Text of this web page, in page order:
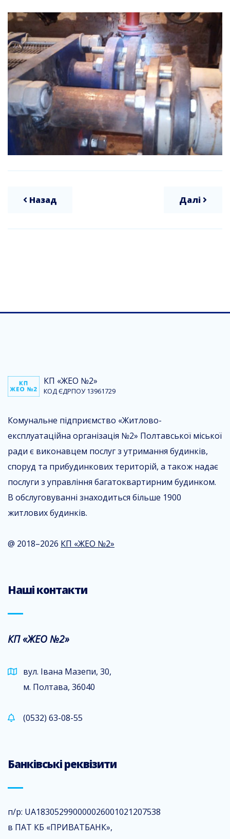
Назад Далі
КП «ЖЕО №2»
КОД ЄДРПОУ 13961729
Комунальне підприємство «Житлово-
експлуатаційна організація №2» Полтавської міської
ради є виконавцем послуг з утримання будинків,
споруд та прибудинкових територій, а також надає
послуги з управління багатоквартирним будинком.
В обслуговуванні знаходиться більше 1900
житлових будинків.
@ 2018–2026 КП «ЖЕО №2»
Наші контакти
КП «ЖЕО №2»
вул. Івана Мазепи, 30,
м. Полтава, 36040
(0532) 63-08-55
Банківські реквізити
п/р: UA183052990000026001021207538
в ПАТ КБ «ПРИВАТБАНК»,